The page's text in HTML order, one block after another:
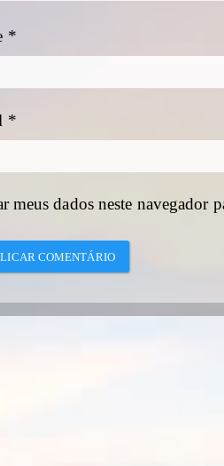
*
*
meus dados neste navegador